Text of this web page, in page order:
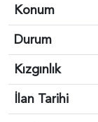
Konum
Durum
Kızgınlık
İlan Tarihi